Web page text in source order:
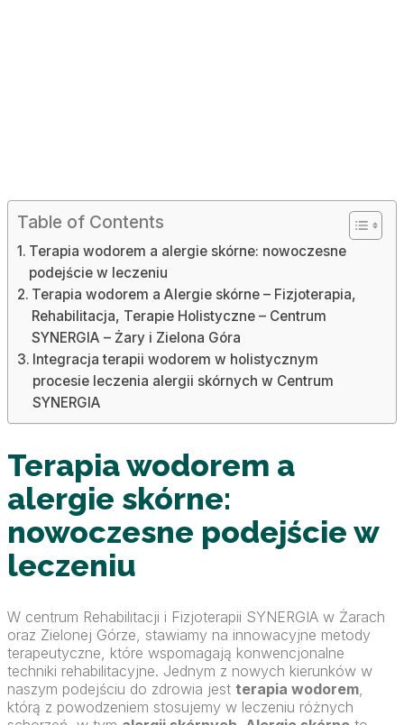
Table of Contents
Terapia wodorem a alergie skórne: nowoczesne
podejście w leczeniu
Terapia wodorem a Alergie skórne – Fizjoterapia,
Rehabilitacja, Terapie Holistyczne – Centrum
SYNERGIA – Żary i Zielona Góra
Integracja terapii wodorem w holistycznym
procesie leczenia alergii skórnych w Centrum
SYNERGIA
Terapia wodorem a
alergie skórne:
nowoczesne podejście w
leczeniu
W centrum Rehabilitacji i Fizjoterapii SYNERGIA w Żarach
oraz Zielonej Górze, stawiamy na innowacyjne metody
terapeutyczne, które wspomagają konwencjonalne
techniki rehabilitacyjne. Jednym z nowych kierunków w
naszym podejściu do zdrowia jest terapia wodorem,
którą z powodzeniem stosujemy w leczeniu różnych